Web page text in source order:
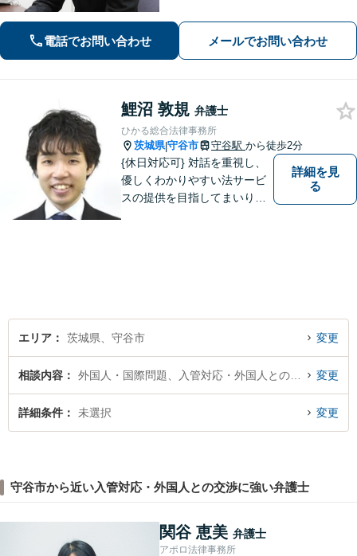
す。借金、遺言相続、離婚、企業法務
その他どんな相談でも受け付けます。
電話でお問い合わせ メールでお問い合わせ
鯉沼 敦規 弁護士
ひかる総合法律事務所
茨城県|守谷市 守谷駅 から徒歩2分
{休日対応可} 対話を重視し、
優しくわかりやすい法サービ
スの提供を目指してまいりま
詳細を見
る
エリア 茨城県、守谷市 変更
相談内容 変更
詳細条件 未選択 変更
守谷市から近い入管対応・外国人との交渉に強い弁護士
関谷 恵美 弁護士
アポロ法律事務所